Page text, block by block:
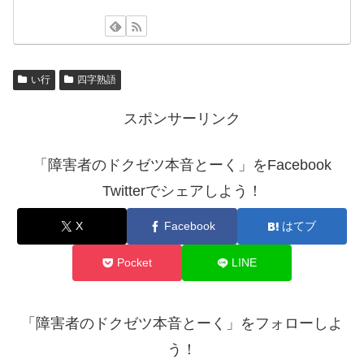
い行 四字熟語
スポンサーリンク
「障害者のドクゼツ本音とーく」をFacebook
Twitterでシェアしよう！
X Facebook はてブ
Pocket LINE
「障害者のドクゼツ本音とーく」をフォローしよ
う！